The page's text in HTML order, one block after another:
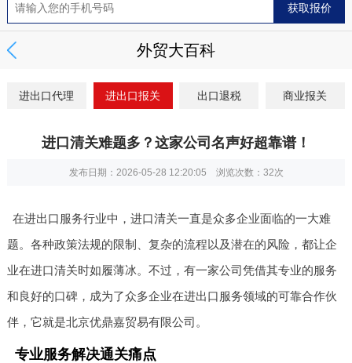
外贸大百科
进出口代理 进出口报关 出口退税 商业报关
进口清关难题多？这家公司名声好超靠谱！
发布日期：2026-05-28 12:20:05 浏览次数： 32次
在进出口服务行业中，进口清关一直是众多企业面临的一大难
题。各种政策法规的限制、复杂的流程以及潜在的风险，都让企
业在进口清关时如履薄冰。不过，有一家公司凭借其专业的服务
和良好的口碑，成为了众多企业在进出口服务领域的可靠合作伙
伴，它就是北京优鼎嘉贸易有限公司。
专业服务解决通关痛点